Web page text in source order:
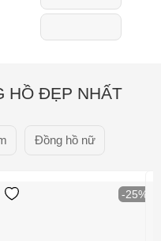
HỒ ĐẸP NHẤT
Đồng hồ nữ
-25%